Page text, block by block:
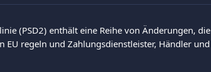
(PSD2) enthält eine Reihe von Änderungen, die
EU regeln und Zahlungsdienstleister, Händler und